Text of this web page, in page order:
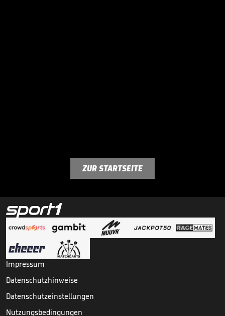
ZUR STARTSEITE
Impressum
Datenschutzhinweise
Datenschutzeinstellungen
Nutzungsbedingungen